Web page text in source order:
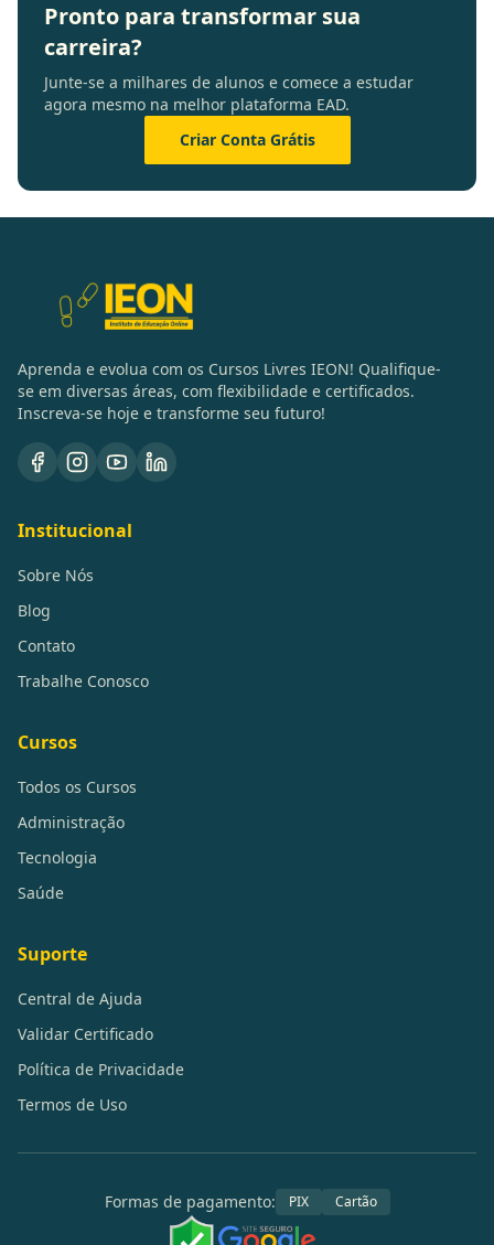
Pronto para transformar sua
carreira?
Junte-se a milhares de alunos e comece a estudar
agora mesmo na melhor plataforma EAD.
Criar Conta Grátis
Aprenda e evolua com os Cursos Livres IEON! Qualifique-
se em diversas áreas, com flexibilidade e certificados.
Inscreva-se hoje e transforme seu futuro!
Institucional
Sobre Nós
Blog
Contato
Trabalhe Conosco
Cursos
Todos os Cursos
Administração
Tecnologia
Saúde
Suporte
Central de Ajuda
Validar Certificado
Política de Privacidade
Termos de Uso
Formas de pagamento: PIX Cartão